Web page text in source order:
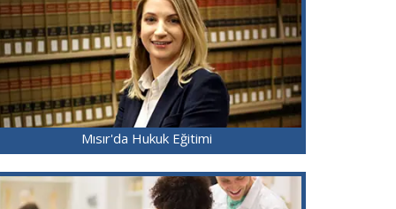
Mısır'da Hukuk Eğitimi